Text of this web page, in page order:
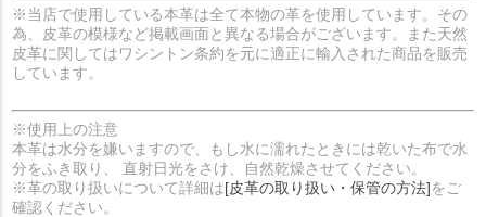
※当店で使用している本革は全て本物の革を使用しています。その
為、皮革の模様など掲載画面と異なる場合がございます。また天然
皮革に関してはワシントン条約を元に適正に輸入された商品を販売
しています。
※使用上の注意
本革は水分を嫌いますので、もし水に濡れたときには乾いた布で水
分をふき取り、 直射日光をさけ、自然乾燥させてください。
※革の取り扱いについて詳細は[皮革の取り扱い・保管の方法]をご
確認ください。